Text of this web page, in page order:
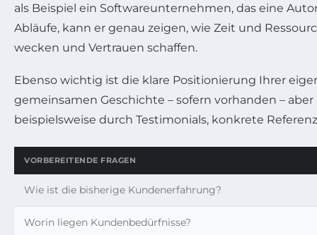
als Beispiel ein Softwareunternehmen, das eine
Abläufe, kann er genau zeigen, wie Zeit und
wecken und Vertrauen schaffen.
Ebenso wichtig ist die klare Positionierung Ihrer
gemeinsamen Geschichte – sofern vorhanden –
beispielsweise durch Testimonials, konkrete
VORBEREITENDE FRAGEN
Wie ist die bisherige Kundenerfahrung?
Worin liegen Kundenbedürfnisse?